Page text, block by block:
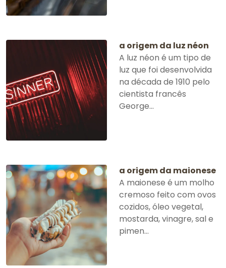
a origem da luz néon
A luz néon é um tipo de
luz que foi desenvolvida
na década de 1910 pelo
cientista francês
George...
a origem da maionese
A maionese é um molho
cremoso feito com ovos
cozidos, óleo vegetal,
mostarda, vinagre, sal e
pimen...